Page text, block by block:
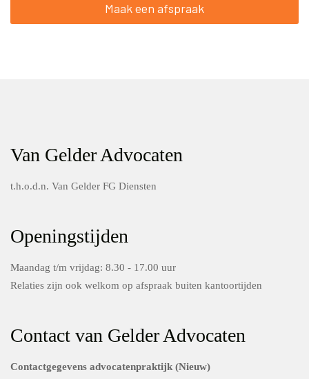
Maak een afspraak
Van Gelder Advocaten
t.h.o.d.n. Van Gelder FG Diensten
Openingstijden
Maandag t/m vrijdag: 8.30 - 17.00 uur
Relaties zijn ook welkom op afspraak buiten kantoortijden
Contact van Gelder Advocaten
Contactgegevens advocatenpraktijk (Nieuw)